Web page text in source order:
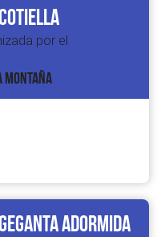
Cotiella
por el
Adormida